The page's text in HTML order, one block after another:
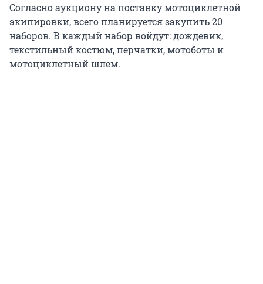
Согласно аукциону на поставку мотоциклетной
экипировки, всего планируется закупить 20
наборов. В каждый набор войдут: дождевик,
текстильный костюм, перчатки, мотоботы и
мотоциклетный шлем.